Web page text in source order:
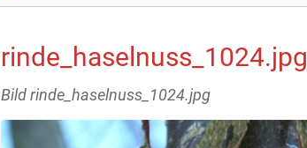
rinde_haselnuss_1024.jpg
Bild rinde_haselnuss_1024.jpg